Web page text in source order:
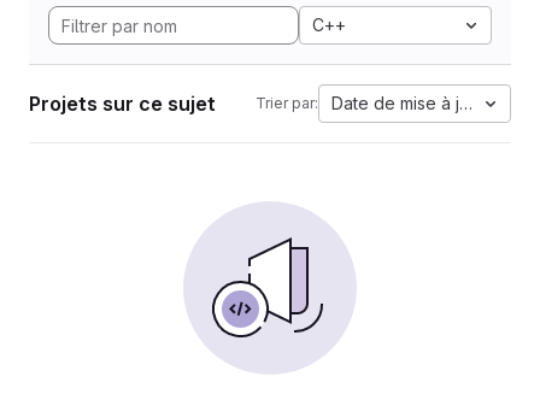
C++
Projets sur ce sujet Trier par: Date de mise à jour